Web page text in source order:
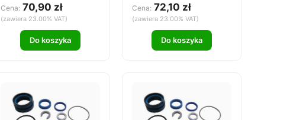
Cena: 70,90 zł
(zawiera 23.00% VAT)
Do koszyka
Cena: 72,10 zł
(zawiera 23.00% VAT)
Do koszyka